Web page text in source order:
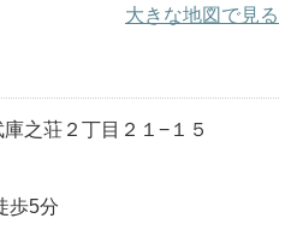
大きな地図で見る
之荘２丁目２１−１５
歩5分